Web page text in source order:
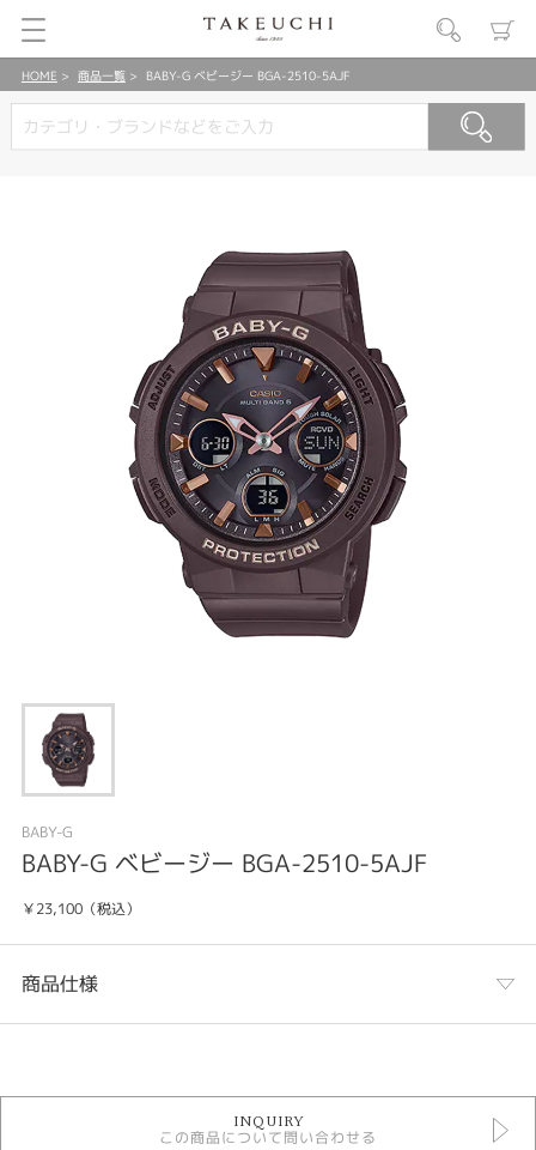
HOME 商品一覧 BABY-G ベビージー BGA-2510-5AJF
BABY-G
BABY-G ベビージー BGA-2510-5AJF
￥23,100（税込）
商品仕様
時計
INQUIRY
この商品について問い合わせる